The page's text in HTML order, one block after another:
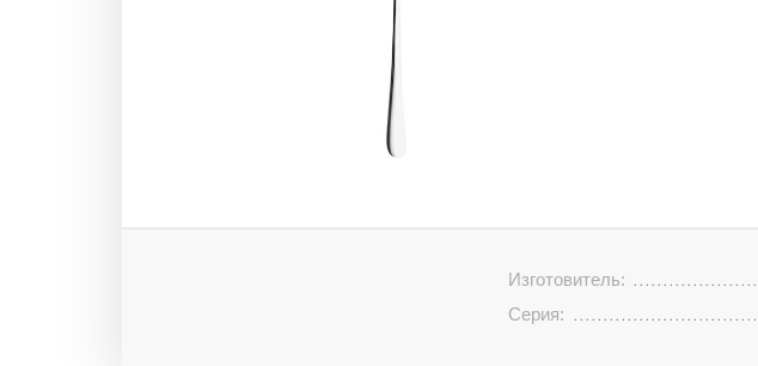
Изготовитель:
Серия: